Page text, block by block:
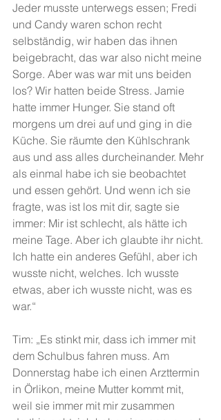
Jeder musste unterwegs essen; Fredi
und Candy waren schon recht
selbständig, wir haben das ihnen
beigebracht, das war also nicht meine
Sorge. Aber was war mit uns beiden
los? Wir hatten beide Stress. Jamie
hatte immer Hunger. Sie stand oft
morgens um drei auf und ging in die
Küche. Sie räumte den Kühlschrank
aus und ass alles durcheinander. Mehr
als einmal habe ich sie beobachtet
und essen gehört. Und wenn ich sie
fragte, was ist los mit dir, sagte sie
immer: Mir ist schlecht, als hätte ich
meine Tage. Aber ich glaubte ihr nicht.
Ich hatte ein anderes Gefühl, aber ich
wusste nicht, welches. Ich wusste
etwas, aber ich wusste nicht, was es
war.“
Tim: „Es stinkt mir, dass ich immer mit
dem Schulbus fahren muss. Am
Donnerstag habe ich einen Arzttermin
in Örlikon, meine Mutter kommt mit,
weil sie immer mit mir zusammen